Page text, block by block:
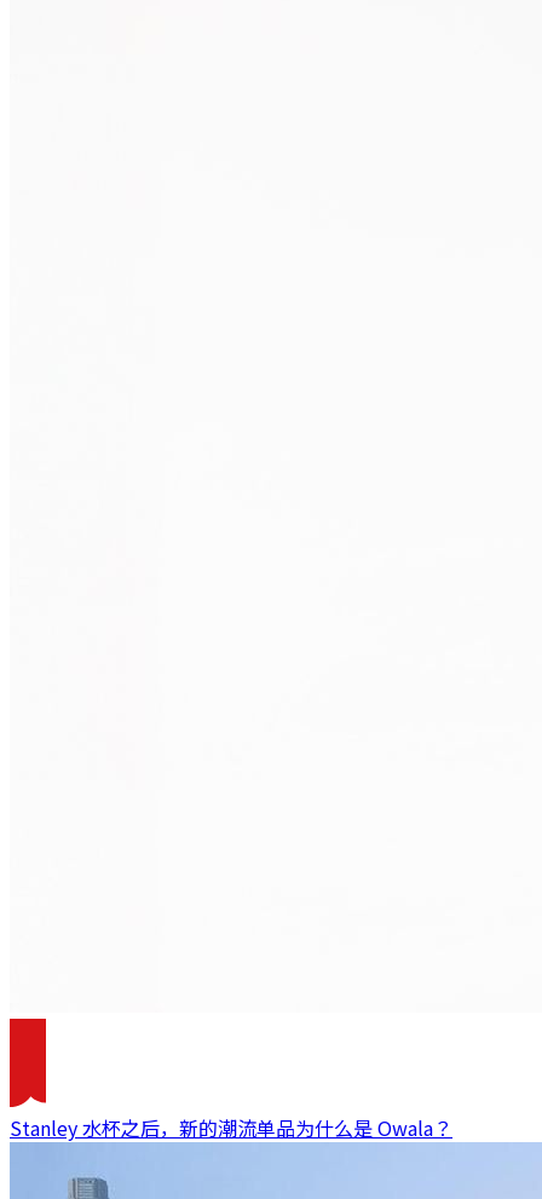
Stanley 水杯之后，新的潮流单品为什么是 Owala？